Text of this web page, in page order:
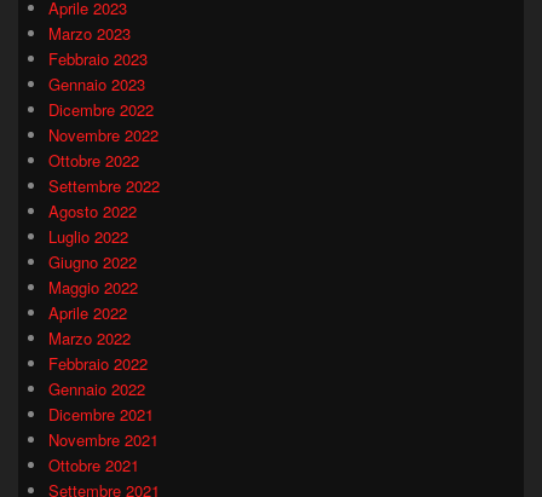
Aprile 2023
Marzo 2023
Febbraio 2023
Gennaio 2023
Dicembre 2022
Novembre 2022
Ottobre 2022
Settembre 2022
Agosto 2022
Luglio 2022
Giugno 2022
Maggio 2022
Aprile 2022
Marzo 2022
Febbraio 2022
Gennaio 2022
Dicembre 2021
Novembre 2021
Ottobre 2021
Settembre 2021